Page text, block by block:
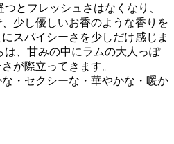
とフレッシュさはなくなり、
少し優しいお香のような香りを
スパイシーさを少しだけ感じま
は、甘みの中にラムの大人っぽ
が際立ってきます。
・セクシーな・華やかな・暖か